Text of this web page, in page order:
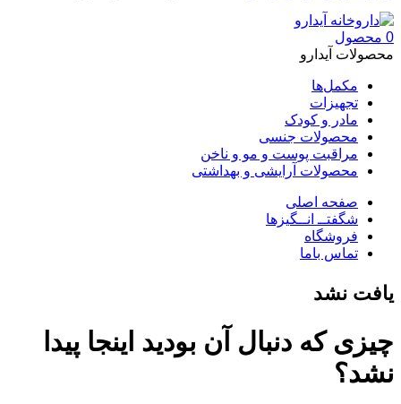
0 محصول
محصولات آیدارو
مکمل‌ها
تجهیزات
مادر و کودک
محصولات جنسی
مراقبت پوست و مو و ناخن
محصولات آرایشی و بهداشتی
صفحه اصلی
شگفتــ انــگیزها
فروشگاه
تماس باما
یافت نشد
چیزی که دنبال آن بودید اینجا پیدا
نشد؟